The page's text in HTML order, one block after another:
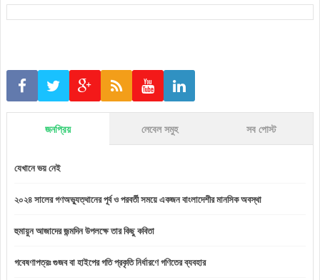
জনপ্রিয় লেবেল সমুহ সব পোস্ট
যেখানে ভয় নেই
২০২৪ সালের গণঅভ্যুত্থানের পূর্ব ও পরবর্তী সময়ে একজন বাংলাদেশীর মানসিক অবস্থা
হুমায়ুন আজাদের জন্মদিন উপলক্ষে তার কিছু কবিতা
গবেষণাপত্রঃ গুজব বা হাইপের গতি প্রকৃতি নির্ধারণে গণিতের ব্যবহার